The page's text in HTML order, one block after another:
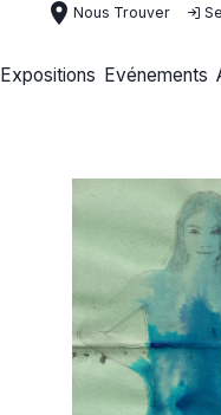
place Nous Trouver
Expositions Evénements